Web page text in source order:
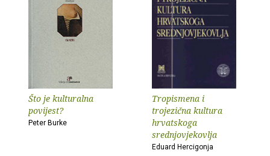
Što je kulturalna
povijest?
Peter Burke
Tropismena i
trojezična kultura
hrvatskoga
srednjovjekovlja
Eduard Hercigonja